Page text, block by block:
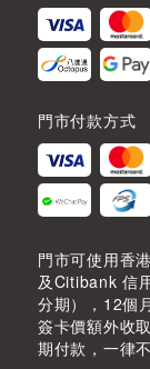
門市付款方式
門市可使用香
及Citibank 信
分期），12個
簽卡價額外收
期付款，一律